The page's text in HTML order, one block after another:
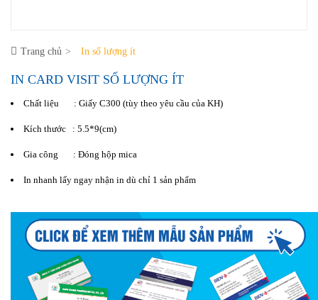
Trang chủ In số lượng ít
IN CARD VISIT SỐ LƯỢNG ÍT
Chất liệu : Giấy C300 (tùy theo yêu cầu của KH)
Kích thước : 5.5*9(cm)
Gia công : Đóng hộp mica
In nhanh lấy ngay nhận in dù chỉ 1 sản phẩm